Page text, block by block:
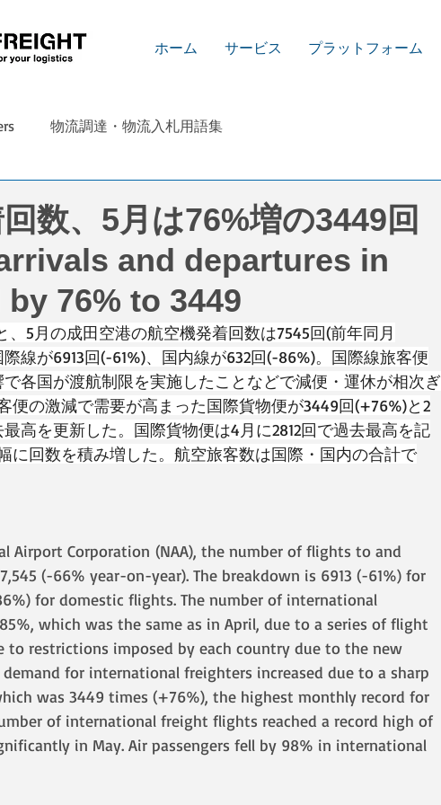
ホーム サービス プラットフォーム
物流調達・物流入札用語集
数、5月は76%増の3449回
and departures in
76% to 3449
、5月の成田空港の航空機発着回数は7545回(前年同月
線が6913回(-61%)、国内線が632回(-86%)。国際線旅客便
各国が渡航制限を実施したことなどで減便・運休が相次ぎ
便の激減で需要が高まった国際貨物便が3449回(+76%)と2
高を更新した。国際貨物便は4月に2812回で過去最高を記
に回数を積み増した。航空旅客数は国際・国内の合計で
Airport Corporation (NAA), the number of flights to and
(-66% year-on-year). The breakdown is 6913 (-61%) for
for domestic flights. The number of international
which was the same as in April, due to a series of flight
to restrictions imposed by each country due to the new
for international freighters increased due to a sharp
was 3449 times (+76%), the highest monthly record for
of international freight flights reached a record high of
in May. Air passengers fell by 98% in international